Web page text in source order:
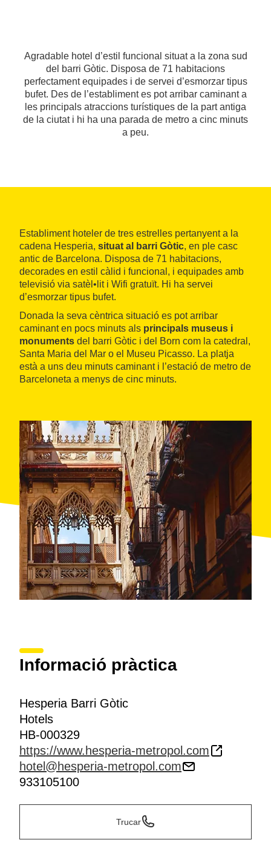
Agradable hotel d’estil funcional situat a la zona sud
del barri Gòtic. Disposa de 71 habitacions
perfectament equipades i de servei d’esmorzar tipus
bufet. Des de l’establiment es pot arribar caminant a
les principals atraccions turístiques de la part antiga
de la ciutat i hi ha una parada de metro a cinc minuts
a peu.
Establiment hoteler de tres estrelles pertanyent a la
cadena Hesperia, situat al barri Gòtic, en ple casc
antic de Barcelona. Disposa de 71 habitacions,
decorades en estil càlid i funcional, i equipades amb
televisió via satèl•lit i Wifi gratuït. Hi ha servei
d’esmorzar tipus bufet.
Donada la seva cèntrica situació es pot arribar
caminant en pocs minuts als principals museus i
monuments del barri Gòtic i del Born com la catedral,
Santa Maria del Mar o el Museu Picasso. La platja
està a uns deu minuts caminant i l’estació de metro de
Barceloneta a menys de cinc minuts.
Informació pràctica
Hesperia Barri Gòtic
Hotels
HB-000329
https://www.hesperia-metropol.com
hotel@hesperia-metropol.com
933105100
Trucar